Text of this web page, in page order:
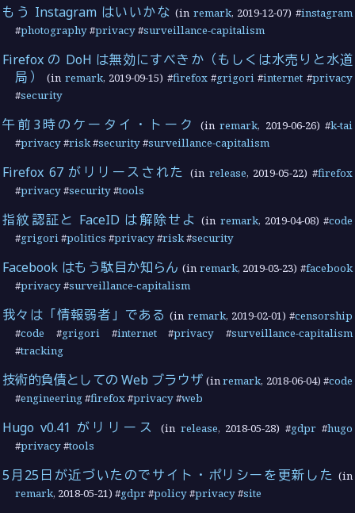
もう Instagram はいいかな (in remark, 2019-12-07) #instagram
#photography#privacy#surveillance-capitalism
Firefox の DoH は無効にすべきか（もしくは水売りと水道
局）
(in remark, 2019-09-15) #firefox#grigori #internet #privacy
#security
午前3時のケータイ・トーク (inremark, 2019-06-26) #k-tai
#privacy#risk#security#surveillance-capitalism
Firefox 67 がリリースされた (in release, 2019-05-22) #firefox
#privacy#security#tools
指紋認証と FaceID は解除せよ (in remark, 2019-04-08) #code
#grigori#politics #privacy#risk#security
Facebook はもう駄目か知らん (in remark, 2019-03-23) #facebook
#privacy#surveillance-capitalism
我々は「情報弱者」である (in remark, 2019-02-01) #censorship
#code #grigori#internet#privacy #surveillance-capitalism
#tracking
技術的負債としての Web ブラウザ (inremark, 2018-06-04) #code
#engineering#firefox#privacy#web
Hugo v0.41 がリリース (in release, 2018-05-28) #gdpr #hugo
#privacy#tools
5月25日が近づいたのでサイト・ポリシーを更新した (in
remark, 2018-05-21) #gdpr#policy#privacy#site